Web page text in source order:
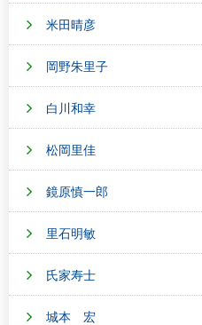
米田晴彦
岡野朱里子
白川和幸
松岡里佳
鏡原慎一郎
里石明敏
氏家寿士
城本 宏